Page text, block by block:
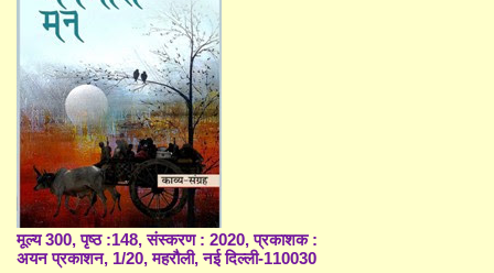
मूल्य 300, पृष्ठ :148, संस्करण : 2020, प्रकाशक :
अयन प्रकाशन, 1/20, महरौली, नई दिल्ली-110030